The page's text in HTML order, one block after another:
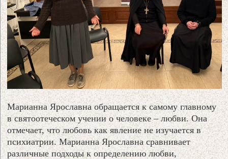
Марианна Ярославна обращается к самому главному
в святоотеческом учении о человеке – любви. Она
отмечает, что любовь как явление не изучается в
психиатрии. Марианна Ярославна сравнивает
различные подходы к определению любви,